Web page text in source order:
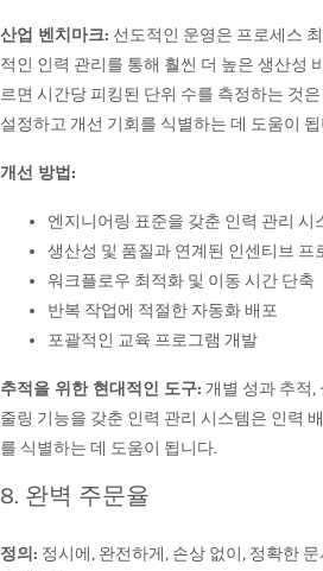
산업 벤치마크: 선도적인 운영은 프로세스
적인 인력 관리를 통해 훨씬 더 높은 생산성
르면 시간당 피킹된 단위 수를 측정하는 것
설정하고 개선 기회를 식별하는 데 도움이
개선 방법:
엔지니어링 표준을 갖춘 인력 관리 시
생산성 및 품질과 연계된 인센티브 프
워크플로우 최적화 및 이동 시간 단축
반복 작업에 적절한 자동화 배포
포괄적인 교육 프로그램 개발
추적을 위한 현대적인 도구: 개별 성과 추적,
줄링 기능을 갖춘 인력 관리 시스템은 인력
를 식별하는 데 도움이 됩니다.
8. 완벽 주문율
정의: 정시에, 완전하게, 손상 없이, 정확한